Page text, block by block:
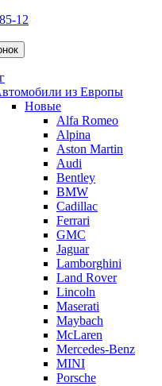
12
из Европы
Новые
Alfa Romeo
Alpina
Aston Martin
Audi
Bentley
BMW
Cadillac
Ferrari
GMC
Jaguar
Lamborghini
Land Rover
Lincoln
Maserati
Maybach
McLaren
Mercedes-Benz
MINI
Porsche